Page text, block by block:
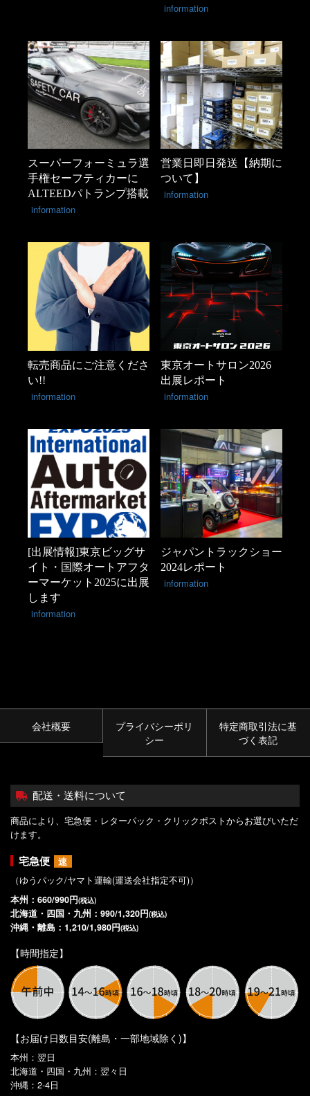
information
スーパーフォーミュラ選
手権セーフティカーに
ALTEEDパトランプ搭載
information
営業日即日発送【納期に
ついて】
information
転売商品にご注意くださ
い!!
information
東京オートサロン2026
出展レポート
information
[出展情報]東京ビッグサ
イト・国際オートアフタ
ーマーケット2025に出展
します
information
ジャパントラックショー
2024レポート
information
会社概要
プライバシーポリ
シー
特定商取引法に基
づく表記
配送・送料について
商品により、宅急便・レターパック・クリックポストからお選びいただ
けます。
宅急便
速
（ゆうパック/ヤマト運輸(運送会社指定不可)）
本州：660/990円(税込)
北海道・四国・九州：990/1,320円(税込)
沖縄・離島：1,210/1,980円(税込)
【時間指定】
【お届け日数目安(離島・一部地域除く)】
本州：翌日
北海道・四国・九州：翌々日
沖縄：2-4日